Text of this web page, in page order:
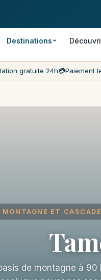
Destinations
gratuite 24h💳Paiement
MONTAGNE ET
de montagne à